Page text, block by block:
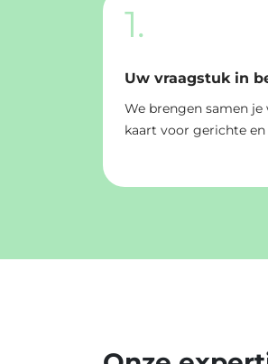
1.
Uw vraagstuk in
We brengen samen
kaart voor gerichte